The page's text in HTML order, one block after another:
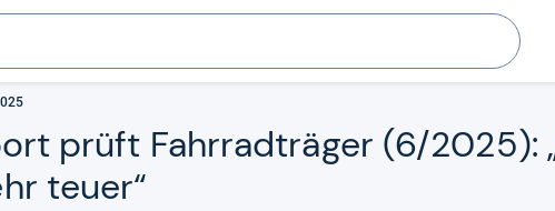
Suchen
prüft Fahr­rad­t­rä­ger (6/2025):
teuer“